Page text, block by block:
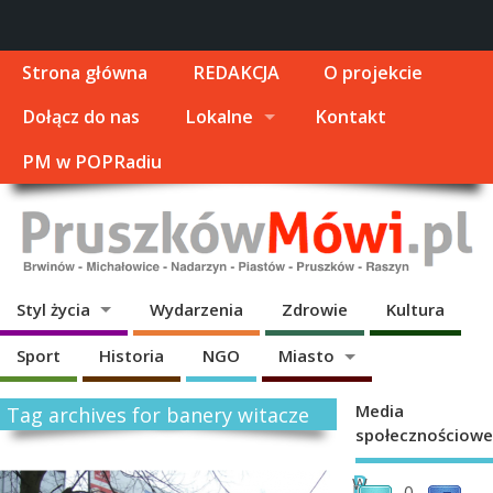
Strona główna REDAKCJA
O projekcie
Dołącz do nas
Lokalne
Kontakt
PM w POPRadiu
Styl życia Wydarzenia Zdrowie Kultura
Sport Historia NGO Miasto
Tag archives for banery witacze
R
W
Media
społecznościowe